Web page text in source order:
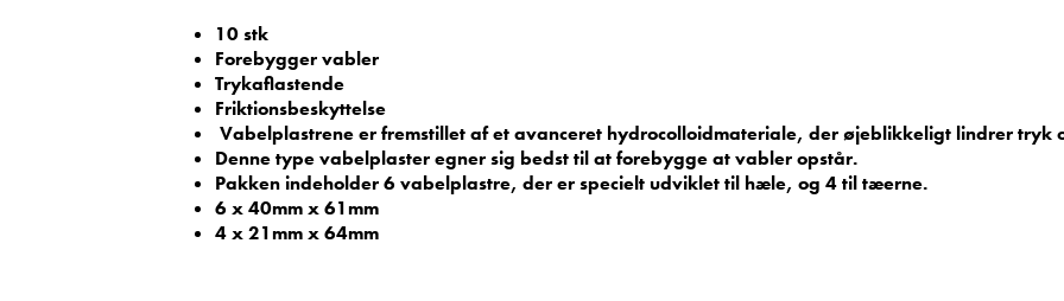
10 stk
Forebygger vabler
Trykaflastende
Friktionsbeskyttelse
Vabelplastrene er fremstillet af et avanceret hydrocolloidmateriale, der øjeblikkeligt lindrer tryk
Denne type vabelplaster egner sig bedst til at forebygge at vabler opstår.
Pakken indeholder 6 vabelplastre, der er specielt udviklet til hæle, og 4 til tæerne.
6 x 40mm x 61mm
4 x 21mm x 64mm